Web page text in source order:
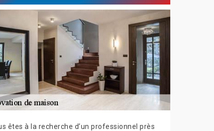
êtes à la recherche d’un professionnel près